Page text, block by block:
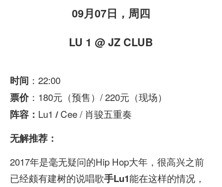
09月07日，周四
LU 1 @ JZ CLUB
时间 ：22:00
票价：180元（预售）/ 220元（现场）
阵容： Lu1 /Cee / 肖骏五重奏
无解推荐：
2017年是毫无疑问的Hip Hop大年，很高兴之前
已经颇有建树的说唱歌手Lu1能在这样的情况，